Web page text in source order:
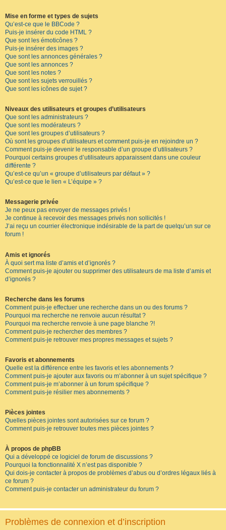
Mise en forme et types de sujets
Qu’est-ce que le BBCode ?
Puis-je insérer du code HTML ?
Que sont les émoticônes ?
Puis-je insérer des images ?
Que sont les annonces générales ?
Que sont les annonces ?
Que sont les notes ?
Que sont les sujets verrouillés ?
Que sont les icônes de sujet ?
Niveaux des utilisateurs et groupes d’utilisateurs
Que sont les administrateurs ?
Que sont les modérateurs ?
Que sont les groupes d’utilisateurs ?
Où sont les groupes d’utilisateurs et comment puis-je en rejoindre un ?
Comment puis-je devenir le responsable d’un groupe d’utilisateurs ?
Pourquoi certains groupes d’utilisateurs apparaissent dans une couleur
différente ?
Qu’est-ce qu’un « groupe d’utilisateurs par défaut » ?
Qu’est-ce que le lien « L’équipe » ?
Messagerie privée
Je ne peux pas envoyer de messages privés !
Je continue à recevoir des messages privés non sollicités !
J’ai reçu un courrier électronique indésirable de la part de quelqu’un sur ce
forum !
Amis et ignorés
À quoi sert ma liste d’amis et d’ignorés ?
Comment puis-je ajouter ou supprimer des utilisateurs de ma liste d’amis et
d’ignorés ?
Recherche dans les forums
Comment puis-je effectuer une recherche dans un ou des forums ?
Pourquoi ma recherche ne renvoie aucun résultat ?
Pourquoi ma recherche renvoie à une page blanche ?!
Comment puis-je rechercher des membres ?
Comment puis-je retrouver mes propres messages et sujets ?
Favoris et abonnements
Quelle est la différence entre les favoris et les abonnements ?
Comment puis-je ajouter aux favoris ou m’abonner à un sujet spécifique ?
Comment puis-je m’abonner à un forum spécifique ?
Comment puis-je résilier mes abonnements ?
Pièces jointes
Quelles pièces jointes sont autorisées sur ce forum ?
Comment puis-je retrouver toutes mes pièces jointes ?
À propos de phpBB
Qui a développé ce logiciel de forum de discussions ?
Pourquoi la fonctionnalité X n’est pas disponible ?
Qui dois-je contacter à propos de problèmes d’abus ou d’ordres légaux liés à
ce forum ?
Comment puis-je contacter un administrateur du forum ?
Problèmes de connexion et d’inscription